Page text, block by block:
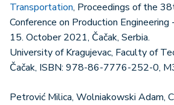
Transportation, Proceedings of the
Conference on Production
15. October 2021, Čačak, Serbia.
University of Kragujevac, Faculty of
Čačak, ISBN: 978-86-7776-252-0,
Petrović Milica, Wolniakowski Adam,